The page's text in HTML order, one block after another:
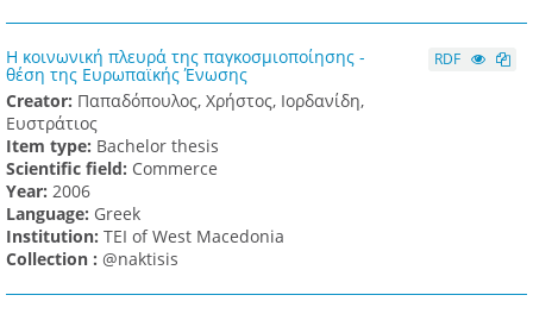
Η κοινωνική πλευρά της παγκοσμιοποίησης -
θέση της Ευρωπαϊκής Ένωσης
Creator: Παπαδόπουλος, Χρήστος, Ιορδανίδη,
Ευστράτιος
Item type: Bachelor thesis
Scientific field: Commerce
Υear: 2006
Language: Greek
Institution: TEI of West Macedonia
Collection : @naktisis
RDF